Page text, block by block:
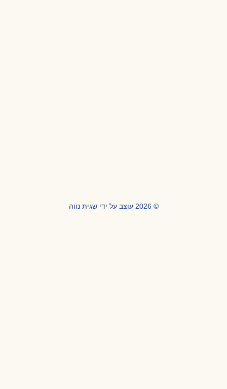
© 2026 עוצב על ידי שגית נווה